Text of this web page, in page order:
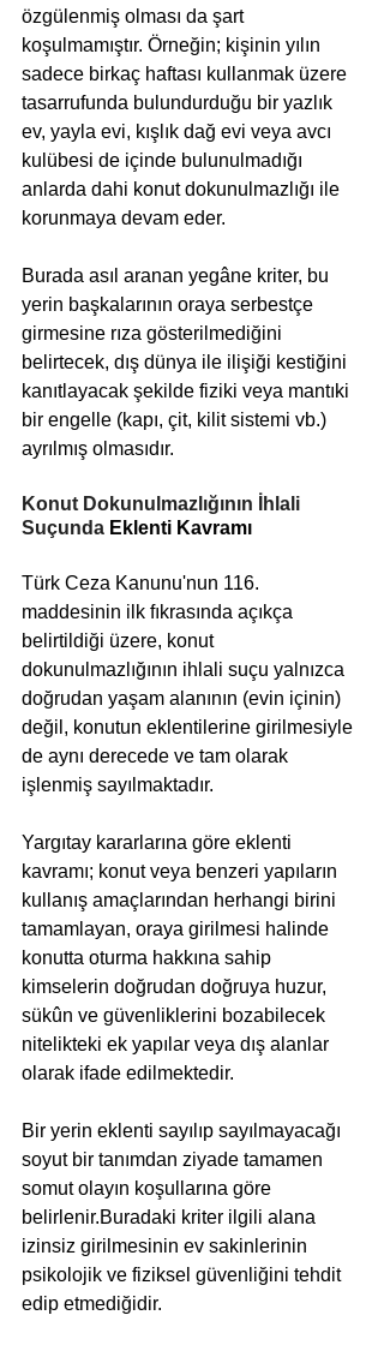
özgülenmiş olması da şart
koşulmamıştır. Örneğin; kişinin yılın
sadece birkaç haftası kullanmak üzere
tasarrufunda bulundurduğu bir yazlık
ev, yayla evi, kışlık dağ evi veya avcı
kulübesi de içinde bulunulmadığı
anlarda dahi konut dokunulmazlığı ile
korunmaya devam eder.
Burada asıl aranan yegâne kriter, bu
yerin başkalarının oraya serbestçe
girmesine rıza gösterilmediğini
belirtecek, dış dünya ile ilişiği kestiğini
kanıtlayacak şekilde fiziki veya mantıki
bir engelle (kapı, çit, kilit sistemi vb.)
ayrılmış olmasıdır.
Konut Dokunulmazlığının İhlali
Suçunda Eklenti Kavramı
Türk Ceza Kanunu'nun 116.
maddesinin ilk fıkrasında açıkça
belirtildiği üzere, konut
dokunulmazlığının ihlali suçu yalnızca
doğrudan yaşam alanının (evin içinin)
değil, konutun eklentilerine girilmesiyle
de aynı derecede ve tam olarak
işlenmiş sayılmaktadır.
Yargıtay kararlarına göre eklenti
kavramı; konut veya benzeri yapıların
kullanış amaçlarından herhangi birini
tamamlayan, oraya girilmesi halinde
konutta oturma hakkına sahip
kimselerin doğrudan doğruya huzur,
sükûn ve güvenliklerini bozabilecek
nitelikteki ek yapılar veya dış alanlar
olarak ifade edilmektedir.
Bir yerin eklenti sayılıp sayılmayacağı
soyut bir tanımdan ziyade tamamen
somut olayın koşullarına göre
belirlenir.Buradaki kriter ilgili alana
izinsiz girilmesinin ev sakinlerinin
psikolojik ve fiziksel güvenliğini tehdit
edip etmediğidir.